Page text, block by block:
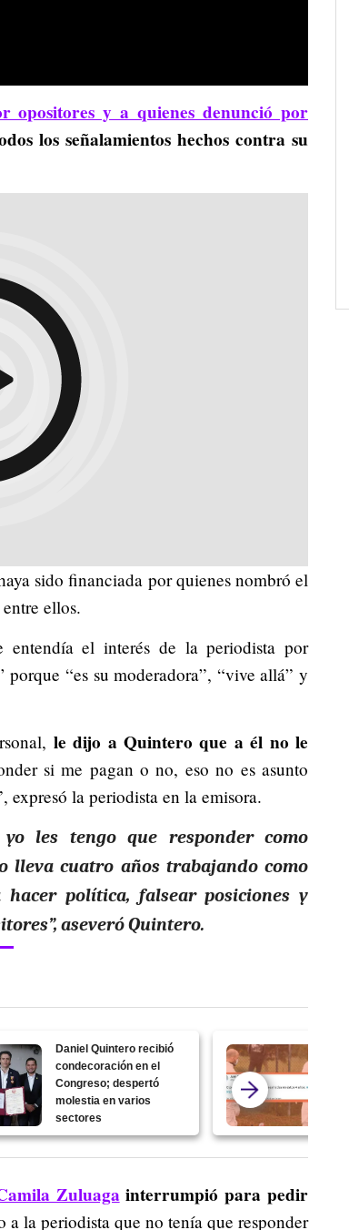
opositores y a quienes denunció por
los señalamientos hechos contra su
sido financiada por quienes nombró el
ellos.
el interés de la periodista por
’ porque “es su moderadora”, “vive allá” y
le dijo a Quintero que a él no le
si me pagan o no, eso no es asunto
expresó la periodista en la emisora.
les tengo que responder como
lleva cuatro años trabajando como
política, falsear posiciones y
aseveró Quintero.
Daniel Quintero recibió
condecoración en el
Congreso; despertó
molestia en varios
sectores
Zuluagainterrumpió para pedir
a la periodista que no tenía que responder